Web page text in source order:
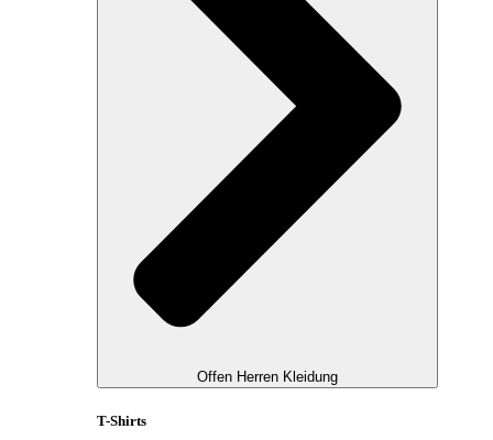
Offen Herren Kleidung
T-Shirts